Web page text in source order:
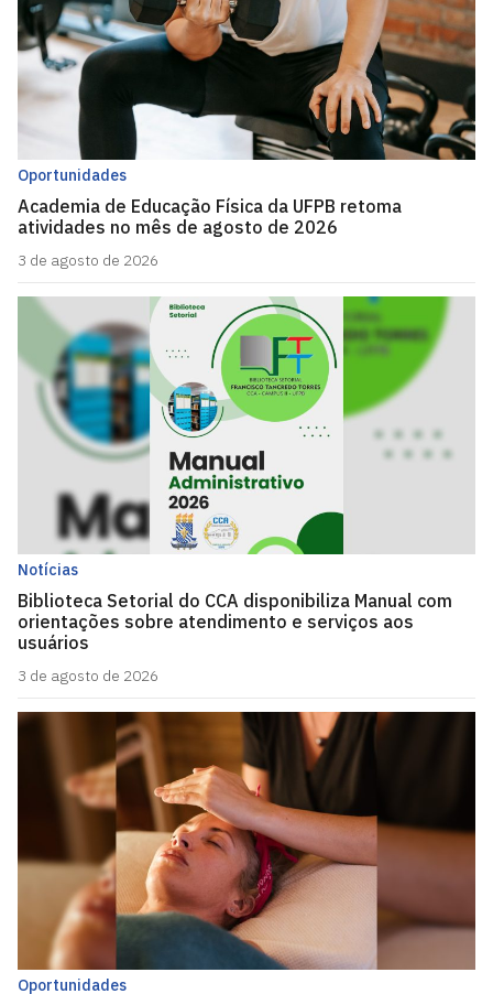
Oportunidades
Academia de Educação Física da UFPB retoma
atividades no mês de agosto de 2026
3 de agosto de 2026
Notícias
Biblioteca Setorial do CCA disponibiliza Manual com
orientações sobre atendimento e serviços aos
usuários
3 de agosto de 2026
Oportunidades